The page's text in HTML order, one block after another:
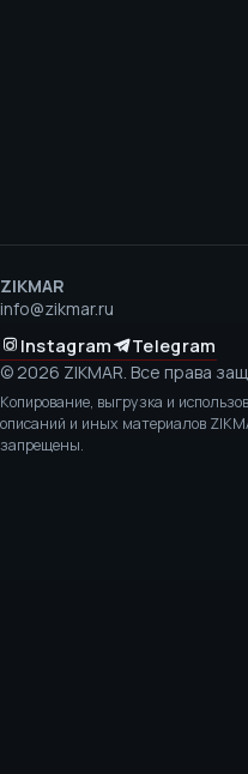
ZIKMAR
info@zikmar.ru
Instagram
Telegram
© 2026 ZIKMAR. Все права
Копирование, выгрузка и
описаний и иных материалов
запрещены.